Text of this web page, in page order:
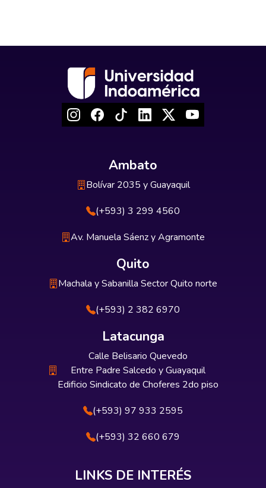
Ambato
Bolívar 2035 y Guayaquil
(+593) 3 299 4560
Av. Manuela Sáenz y Agramonte
Quito
Machala y Sabanilla Sector Quito norte
(+593) 2 382 6970
Latacunga
Calle Belisario Quevedo
Entre Padre Salcedo y Guayaquil
Edificio Sindicato de Choferes 2do piso
(+593) 97 933 2595
(+593) 32 660 679
LINKS DE INTERÉS